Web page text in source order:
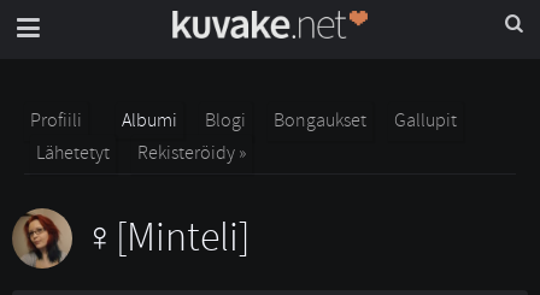
Profiili Albumi Blogi Bongaukset
Gallupit
Lähetetyt
Rekisteröidy »
[Minteli]